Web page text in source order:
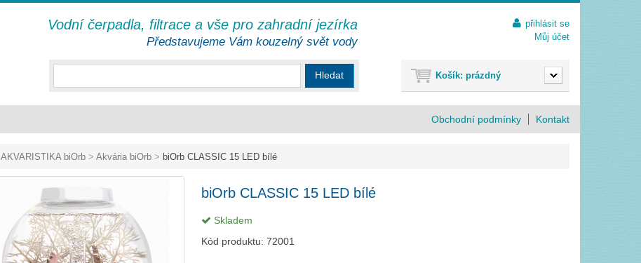
AKVARISTIKA biOrb > Akvária biOrb > biOrb CLASSIC 15 LED bílé
biOrb CLASSIC 15 LED bílé
Skladem
Kód produktu: 72001
Obchodní podmínky Kontakt
Hledat
přihlásit se
Můj účet
Košík: prázdný
Vodní čerpadla, filtrace a vše pro zahradní jezírka
Představujeme Vám kouzelný svět vody